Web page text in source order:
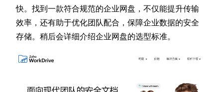
快。找到一款符合规范的企业网盘，不仅能提升传输
效率，还有助于优化团队配合，保障企业数据的安全
存储。稍后会详细介绍企业网盘的选型标准。